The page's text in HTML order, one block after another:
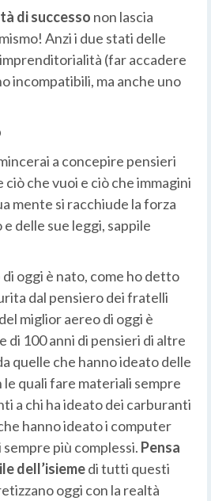
di successo non lascia
Anzi i due stati delle
(far accadere
incompatibili, ma anche uno
a concepire pensieri
che vuoi e ciò che immagini
mente si racchiude la forza
delle sue leggi, sappile
di oggi è nato, come ho detto
dal pensiero dei fratelli
miglior aereo di oggi è
di 100 anni di pensieri di altre
quelle che hanno ideato delle
quali fare materiali sempre
a chi ha ideato dei carburanti
hanno ideato i computer
più complessi. Pensa
dell’isiemedi tutti questi
oggi con la realtà